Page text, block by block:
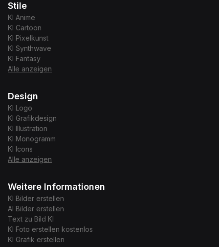
Stile
KI Anime
KI Cartoon
KI Pixelkunst
KI Synthwave
KI Fantasy
Alle anzeigen
Design
KI Logo
KI Grafikdesign
KI
Illustration
KI Monogramm
KI
Icons
Alle anzeigen
Weitere Informationen
KI Bilder erstellen
AI Bilder erstellen
Text zu Bild KI
KI Foto erstellen kostenlos
KI Grafik erstellen